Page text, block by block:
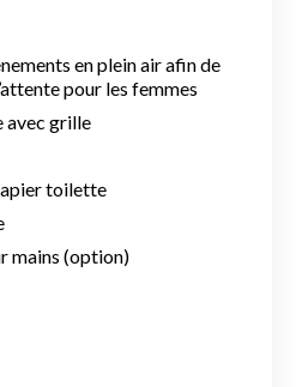
en plein air afin de
pour les femmes
avec grille
toilette
mains (option)